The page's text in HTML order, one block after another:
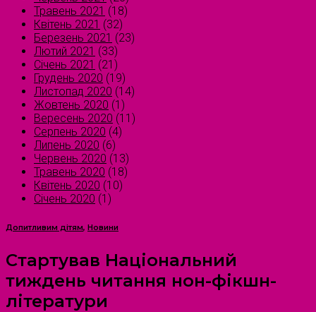
Травень 2021 (18)
Квітень 2021 (32)
Березень 2021 (23)
Лютий 2021 (33)
Січень 2021 (21)
Грудень 2020 (19)
Листопад 2020 (14)
Жовтень 2020 (1)
Вересень 2020 (11)
Серпень 2020 (4)
Липень 2020 (6)
Червень 2020 (13)
Травень 2020 (18)
Квітень 2020 (10)
Січень 2020 (1)
Допитливим дітям, Новини
Стартував Національний
тиждень читання нон-фікшн-
літератури